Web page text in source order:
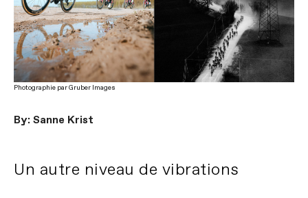
Photographie par Gruber Images
By: Sanne Krist
Un autre niveau de vibrations